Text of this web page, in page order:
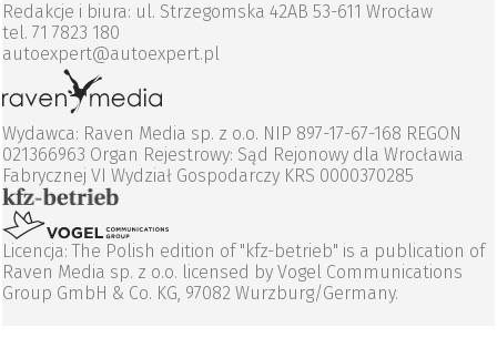
Redakcje i biura: ul. Strzegomska 42AB 53-611 Wrocław
tel. 71 7823 180
autoexpert@autoexpert.pl
Wydawca: Raven Media sp. z o.o. NIP 897-17-67-168 REGON
021366963 Organ Rejestrowy: Sąd Rejonowy dla Wrocławia
Fabrycznej VI Wydział Gospodarczy KRS 0000370285
Licencja: The Polish edition of "kfz-betrieb" is a publication of
Raven Media sp. z o.o. licensed by Vogel Communications
Group GmbH & Co. KG, 97082 Wurzburg/Germany.